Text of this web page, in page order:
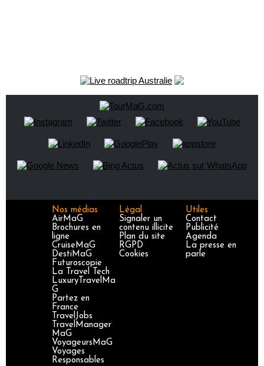
Nos médias
AirMaG
Brochures en
ligne
CruiseMaG
DestiMaG
Futuroscopie
La Travel Tech
LuxuryTravelMa
G
Partez en
France
TravelJobs
TravelManager
MaG
VoyageursMaG
Voyages
Responsables
Légal
Signaler un
contenu illicite
Plan du site
RGPD
Cookies
Utiles
Contact
Publicité
Agenda
La presse en
parle